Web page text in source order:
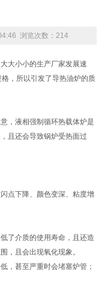
浏览次数： 214
大小小的生产厂家发展速
，所以引发了导热油炉的质
，液相强制循环热载体炉是
且还会导致锅炉受热面过
点下降、颜色变深、粘度增
了介质的使用寿命，且还造
，且会出现氧化现象。
，甚至严重时会堵塞炉管；